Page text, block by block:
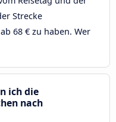
Strecke
68 € zu haben. Wer
ich die
nach